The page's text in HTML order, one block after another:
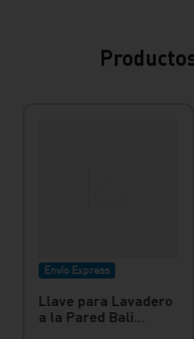
Envío Express
Llave para Lavadero
a la Pared Bali